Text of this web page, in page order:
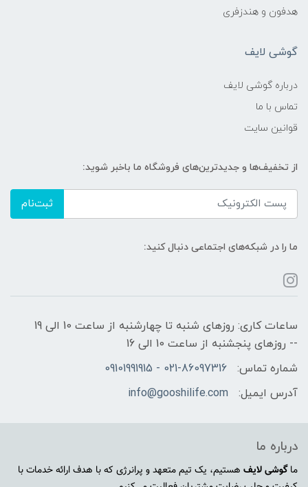
هدفون و هندزفری
گوشی لایف
درباره گوشی لایف
تماس با ما
قوانین سایت
از تخفیف‌ها و جدیدترین‌های فروشگاه ما باخبر شوید:
ثبت‌نام
ما را در شبکه‌های اجتماعی دنبال کنید:
ساعات کاری: روزهای شنبه تا چهارشنبه از ساعت 10 الی 19
-- روزهای پنجشنبه از ساعت 10 الی 16
شماره تماس:
021-86097316 - 09101991915
آدرس ایمیل:
info@gooshilife.com
درباره ما
ماگوشی لایف هستیم، یک تیم متعهد و پرانرژی که با هدف ارائه خدمات با